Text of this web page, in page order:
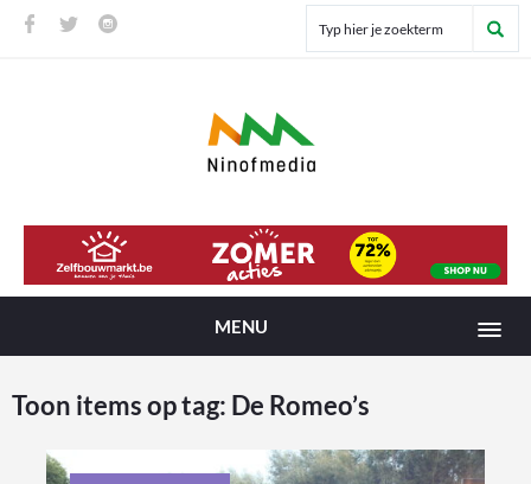
MENU
Toon items op tag: De Romeo’s